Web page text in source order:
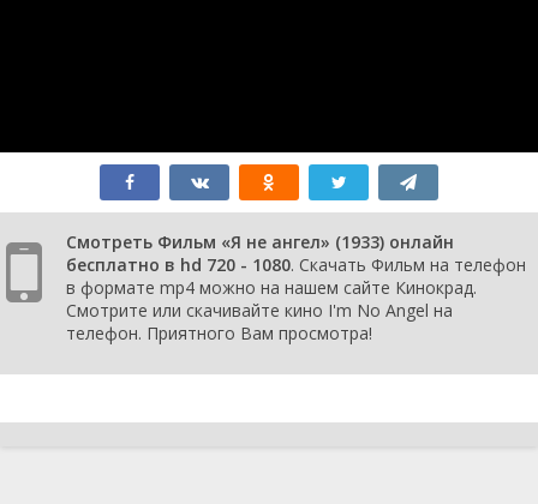
Смотреть Фильм «Я не ангел» (1933) онлайн
бесплатно в hd 720 - 1080. Скачать Фильм на телефон
в формате mp4 можно на нашем сайте Кинокрад.
Смотрите или скачивайте кино I'm No Angel на
телефон. Приятного Вам просмотра!